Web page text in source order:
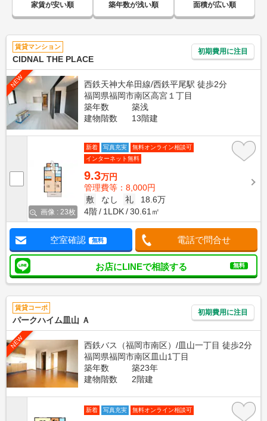
家賃が安い順 築年数が浅い順 面積が広い順
賃貸マンション
CIDNAL THE PLACE
初期費用に注目
NEW
西鉄天神大牟田線/西鉄平尾駅 徒歩2分
福岡県福岡市南区高宮１丁目
築年数
築浅
建物階数
13階建
画像 : 23枚
新着 写真充実
無料オンライン相談可
インターネット無料
9.3万円
管理費等：8,000円
敷
なし 礼
18.6万
4階
1LDK 30.61㎡
空室確認 無料 電話で問合せ
お店にLINEで相談する 無料
賃貸コーポ
パークハイム皿山 Ａ
初期費用に注目
NEW
西鉄バス（福岡市南区）/皿山一丁目 徒歩2分
福岡県福岡市南区皿山1丁目
築年数
築23年
建物階数
2階建
新着 写真充実 無料オンライン相談可